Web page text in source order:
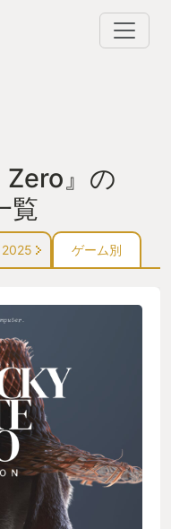
Zero』の
覧
ゲーム別